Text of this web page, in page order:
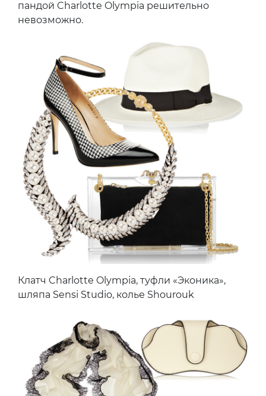
пандой Charlotte Olympia решительно
невозможно.
Клатч Charlotte Olympia, туфли «Эконика»,
шляпа Sensi Studio, колье Shourouk